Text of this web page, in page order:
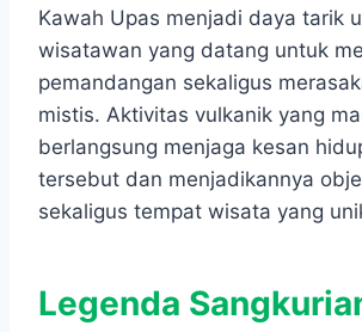
Kawah Upas menjadi daya tarik
wisatawan yang datang untuk
pemandangan sekaligus
mistis. Aktivitas vulkanik yang
berlangsung menjaga kesan
tersebut dan menjadikannya
sekaligus tempat wisata yang
Legenda